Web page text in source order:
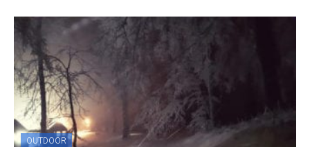
OUTDOOR